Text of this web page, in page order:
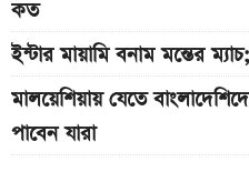
কত
ইন্টার মায়ামি বনাম মন্তের
মালয়েশিয়ায় যেতে
পাবেন যারা